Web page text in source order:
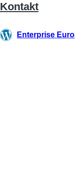
Kontakt
Enterprise